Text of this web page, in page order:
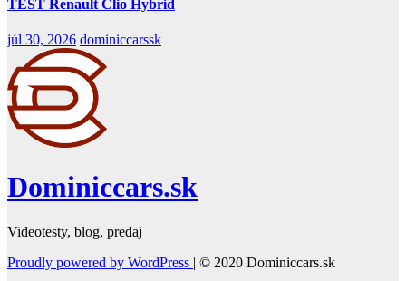
TEST Renault Clio Hybrid
júl 30, 2026 dominiccarssk
Dominiccars.sk
Videotesty, blog, predaj
Proudly powered by WordPress | © 2020 Dominiccars.sk